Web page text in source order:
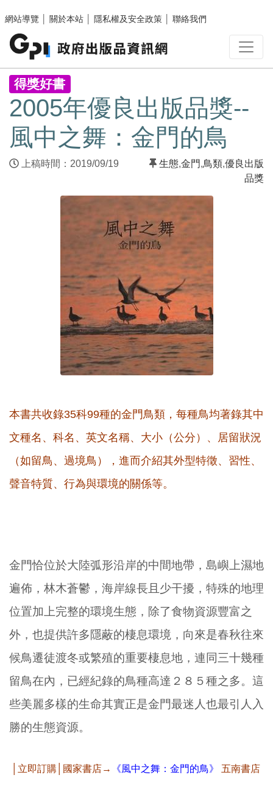
網站導覽
關於本站 隱私權及安全政策 聯絡我們
:::
得獎好書
2005年優良出版品獎--
風中之舞：金門的鳥
上稿時間：2019/09/19 生態,金門,鳥類,優良出版
品獎
本書共收錄35科99種的金門鳥類，每種鳥均著錄其中
文種名、科名、英文名稱、大小（公分）、居留狀況
（如留鳥、過境鳥），進而介紹其外型特徵、習性、
聲音特質、行為與環境的關係等。
金門恰位於大陸弧形沿岸的中間地帶，島嶼上濕地
遍佈，林木蒼鬱，海岸線長且少干擾，特殊的地理
位置加上完整的環境生態，除了食物資源豐富之
外，也提供許多隱蔽的棲息環境，向來是春秋往來
候鳥遷徒渡冬或繁殖的重要棲息地，連同三十幾種
留鳥在內，已經紀錄的鳥種高達２８５種之多。這
些美麗多樣的生命其實正是金門最迷人也最引人入
勝的生態資源。
│立即訂購│國家書店→ 《風中之舞：金門的鳥》 五南書店